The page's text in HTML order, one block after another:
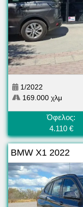
1/2022
169.000 χλμ
Όφελος:
4.110 €
BMW X1 2022